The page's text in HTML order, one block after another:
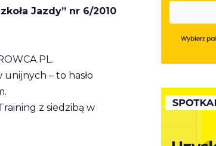
Jazdy” nr 6/2010
– to hasło
z siedzibą w